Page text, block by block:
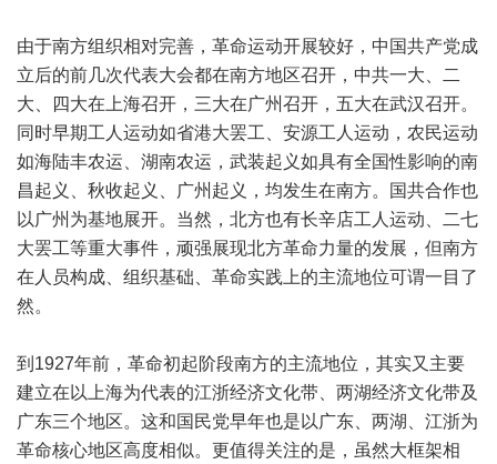
由于南方组织相对完善，革命运动开展较好，中国共产党成
立后的前几次代表大会都在南方地区召开，中共一大、二
大、四大在上海召开，三大在广州召开，五大在武汉召开。
同时早期工人运动如省港大罢工、安源工人运动，农民运动
如海陆丰农运、湖南农运，武装起义如具有全国性影响的南
昌起义、秋收起义、广州起义，均发生在南方。国共合作也
以广州为基地展开。当然，北方也有长辛店工人运动、二七
大罢工等重大事件，顽强展现北方革命力量的发展，但南方
在人员构成、组织基础、革命实践上的主流地位可谓一目了
然。
到1927年前，革命初起阶段南方的主流地位，其实又主要
建立在以上海为代表的江浙经济文化带、两湖经济文化带及
广东三个地区。这和国民党早年也是以广东、两湖、江浙为
革命核心地区高度相似。更值得关注的是，虽然大框架相